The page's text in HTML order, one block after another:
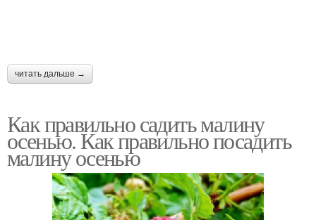
читать дальше →
Как правильно садить малину
осенью. Как правильно посадить
малину осенью